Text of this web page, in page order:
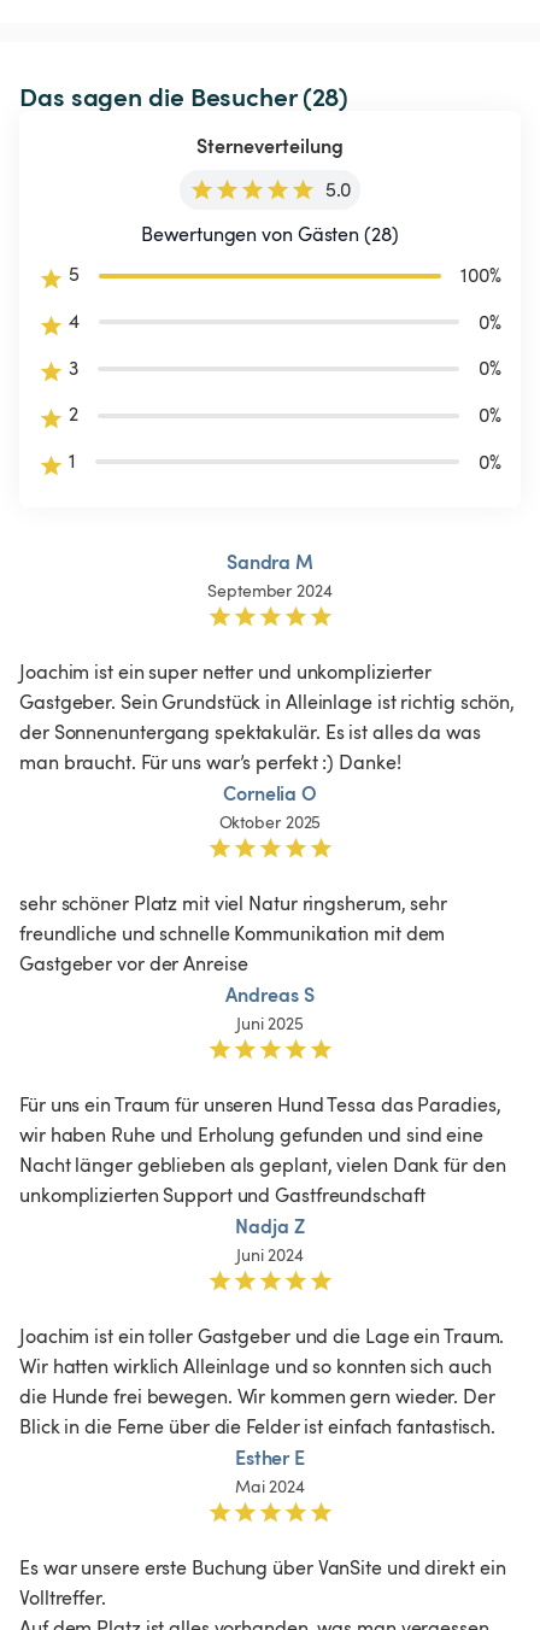
Das sagen die Besucher (28)
Sterneverteilung
5.0
Bewertungen von Gästen (28)
5
100%
4
0%
3
0%
2
0%
1
0%
Sandra M
September 2024
Joachim ist ein super netter und unkomplizierter
Gastgeber. Sein Grundstück in Alleinlage ist richtig schön,
der Sonnenuntergang spektakulär. Es ist alles da was
man braucht. Für uns war’s perfekt :) Danke!
Cornelia O
Oktober 2025
sehr schöner Platz mit viel Natur ringsherum, sehr
freundliche und schnelle Kommunikation mit dem
Gastgeber vor der Anreise
Andreas S
Juni 2025
Für uns ein Traum für unseren Hund Tessa das Paradies,
wir haben Ruhe und Erholung gefunden und sind eine
Nacht länger geblieben als geplant, vielen Dank für den
unkomplizierten Support und Gastfreundschaft
Nadja Z
Juni 2024
Joachim ist ein toller Gastgeber und die Lage ein Traum.
Wir hatten wirklich Alleinlage und so konnten sich auch
die Hunde frei bewegen. Wir kommen gern wieder. Der
Blick in die Ferne über die Felder ist einfach fantastisch.
Esther E
Mai 2024
Es war unsere erste Buchung über VanSite und direkt ein
Volltreffer.